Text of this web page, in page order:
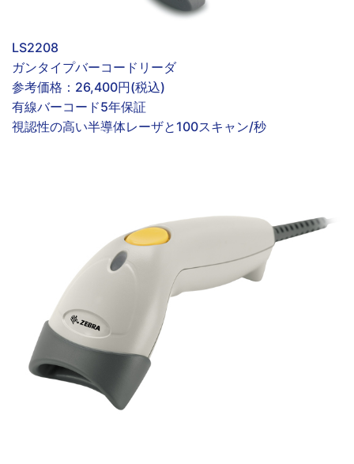
LS2208
ガンタイプバーコードリーダ
参考価格： 26,400円(税込)
有線バーコード5年保証
視認性の高い半導体レーザと100スキャン/秒